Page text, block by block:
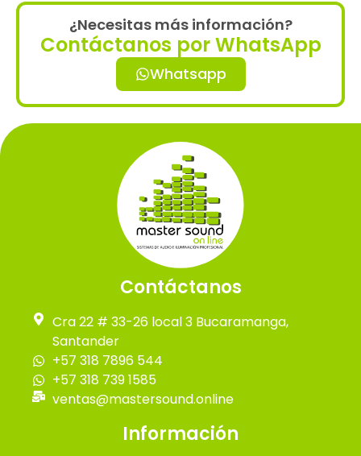
¿Necesitas más información?
Contáctanos por WhatsApp
Whatsapp
Contáctanos
Cra 22 # 33-26 local 3 Bucaramanga,
Santander
+57 318 7896 544
+57 318 739 1585
ventas@mastersound.online
Información